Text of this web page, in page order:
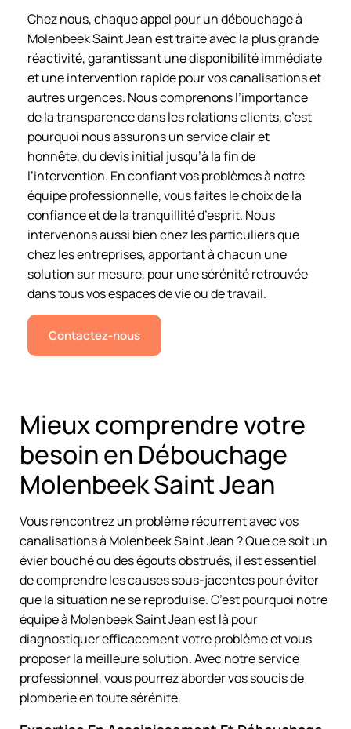
Chez nous, chaque appel pour un débouchage à
Molenbeek Saint Jean est traité avec la plus grande
réactivité, garantissant une disponibilité immédiate
et une intervention rapide pour vos canalisations et
autres urgences. Nous comprenons l’importance
de la transparence dans les relations clients, c’est
pourquoi nous assurons un service clair et
honnête, du devis initial jusqu’à la fin de
l’intervention. En confiant vos problèmes à notre
équipe professionnelle, vous faites le choix de la
confiance et de la tranquillité d’esprit. Nous
intervenons aussi bien chez les particuliers que
chez les entreprises, apportant à chacun une
solution sur mesure, pour une sérénité retrouvée
dans tous vos espaces de vie ou de travail.
Contactez-nous
Mieux comprendre votre
besoin en Débouchage
Molenbeek Saint Jean
Vous rencontrez un problème récurrent avec vos
canalisations à Molenbeek Saint Jean ? Que ce soit un
évier bouché ou des égouts obstrués, il est essentiel
de comprendre les causes sous-jacentes pour éviter
que la situation ne se reproduise. C’est pourquoi notre
équipe à Molenbeek Saint Jean est là pour
diagnostiquer efficacement votre problème et vous
proposer la meilleure solution. Avec notre service
professionnel, vous pourrez aborder vos soucis de
plomberie en toute sérénité.